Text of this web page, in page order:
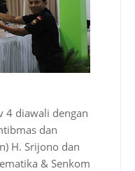
4 diawali dengan
dan
H. Srijono dan
& Senkom